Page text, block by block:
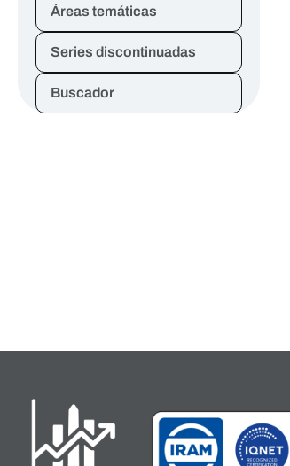
Áreas temáticas
Series discontinuadas
Buscador